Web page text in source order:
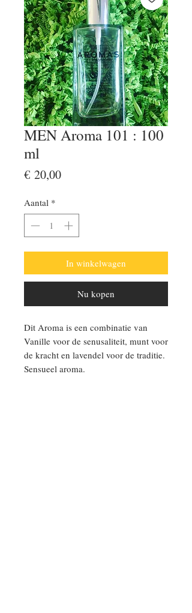
MEN Aroma 101 : 100
ml
€ 20,00Prijs
Aantal *
In winkelwagen
Nu kopen
Dit Aroma is een combinatie van
Vanille voor de senusaliteit, munt voor
de kracht en lavendel voor de traditie.
Sensueel aroma.